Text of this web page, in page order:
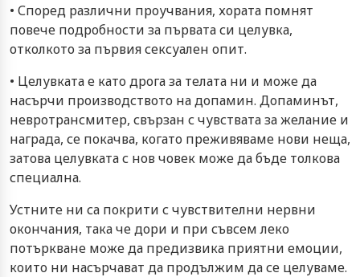
• Според различни проучвания, хората помнят
повече подробности за първата си целувка,
отколкото за първия сексуален опит.
• Целувката е като дрога за телата ни и може да
насърчи производството на допамин. Допаминът,
невротрансмитер, свързан с чувствата за желание и
награда, се покачва, когато преживяваме нови неща,
затова целувката с нов човек може да бъде толкова
специална.
Устните ни са покрити с чувствителни нервни
окончания, така че дори и при съвсем леко
потъркване може да предизвика приятни емоции,
които ни насърчават да продължим да се целуваме.